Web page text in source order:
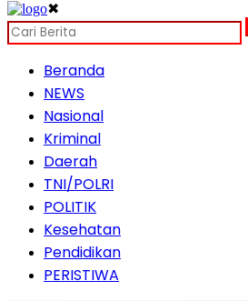
✖
Beranda
NEWS
Nasional
Kriminal
Daerah
TNI/POLRI
POLITIK
Kesehatan
Pendidikan
PERISTIWA